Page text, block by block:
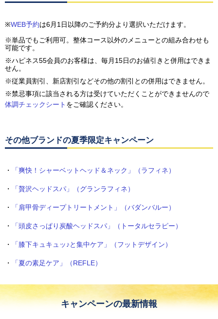
※WEB予約は6月1日以降のご予約分より選択いただけます。
※単品でもご利用可。整体コース以外のメニューとの組み合わせも
可能です。
※ハピネス55会員のお客様は、毎月15日のお値引きと併用はできま
せん。
※従業員割引、新店割引などその他の割引との併用はできません。
※禁忌事項に該当される方は受けていただくことができませんので
体調チェックシート をご確認ください。
その他ブランドの夏季限定キャンペーン
・ 「爽快！シャーベットヘッド＆ネック」（ラフィネ）
・ 「贅沢ヘッドスパ」（グランラフィネ）
・ 「肩甲骨ディープトリートメント」（バダンバルー）
・ 「頭皮さっぱり炭酸ヘッドスパ」（トータルセラピー）
・ 「膝下キュキュッ♪と集中ケア」（フットデザイン）
・ 「夏の素足ケア」（REFLE）
キャンペーンの最新情報